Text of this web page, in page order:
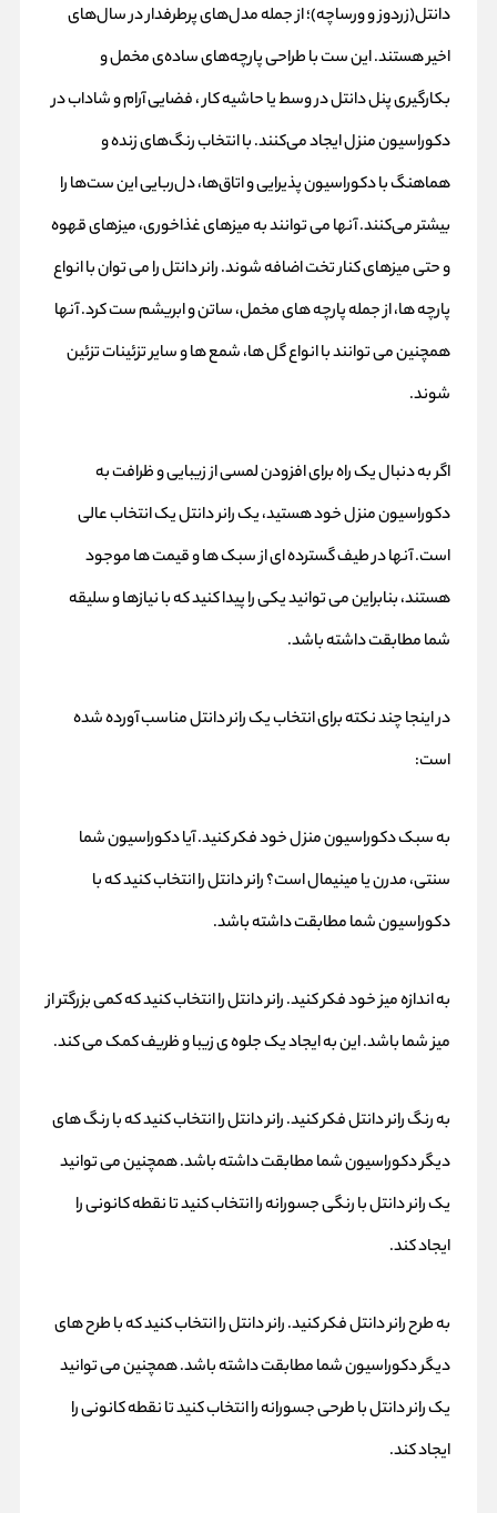
دانتل(زردوز و ورساچه)؛ از جمله مدل‌های پرطرفدار در سال‌های
اخیر هستند. این ست با طراحی‌ پارچه‌های ساده‌ی مخمل و
بکارگیری پنل دانتل در وسط یا حاشیه کار ، فضایی آرام و شاداب در
دکوراسیون منزل ایجاد می‌کنند. با انتخاب رنگ‌های زنده و
هماهنگ با دکوراسیون پذیرایی و اتاق‌ها، دل‌ربایی این ست‌ها را
بیشتر می‌کنند. آنها می توانند به میزهای غذاخوری، میزهای قهوه
و حتی میزهای کنار تخت اضافه شوند. رانر دانتل را می توان با انواع
پارچه ها، از جمله پارچه های مخمل، ساتن و ابریشم ست کرد. آنها
همچنین می توانند با انواع گل ها، شمع ها و سایر تزئینات تزئین
شوند.
اگر به دنبال یک راه برای افزودن لمسی از زیبایی و ظرافت به
دکوراسیون منزل خود هستید، یک رانر دانتل یک انتخاب عالی
است. آنها در طیف گسترده ای از سبک ها و قیمت ها موجود
هستند، بنابراین می توانید یکی را پیدا کنید که با نیازها و سلیقه
شما مطابقت داشته باشد.
در اینجا چند نکته برای انتخاب یک رانر دانتل مناسب آورده شده
است:
به سبک دکوراسیون منزل خود فکر کنید. آیا دکوراسیون شما
سنتی، مدرن یا مینیمال است؟ رانر دانتل را انتخاب کنید که با
دکوراسیون شما مطابقت داشته باشد.
به اندازه میز خود فکر کنید. رانر دانتل را انتخاب کنید که کمی بزرگتر از
میز شما باشد. این به ایجاد یک جلوه ی زیبا و ظریف کمک می کند.
به رنگ رانر دانتل فکر کنید. رانر دانتل را انتخاب کنید که با رنگ های
دیگر دکوراسیون شما مطابقت داشته باشد. همچنین می توانید
یک رانر دانتل با رنگی جسورانه را انتخاب کنید تا نقطه کانونی را
ایجاد کند.
به طرح رانر دانتل فکر کنید. رانر دانتل را انتخاب کنید که با طرح های
دیگر دکوراسیون شما مطابقت داشته باشد. همچنین می توانید
یک رانر دانتل با طرحی جسورانه را انتخاب کنید تا نقطه کانونی را
ایجاد کند.